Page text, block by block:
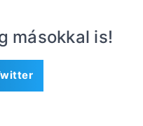
másokkal is!